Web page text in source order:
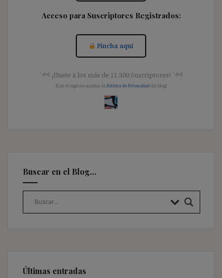
Acceso para Suscriptores Registrados:
Pincha aquí
༺ ¡Únete a los más de 11.500 Suscriptores! ༺
[Con el registro aceptas la Política de Privacidad del blog]
Buscar en el Blog…
Últimas entradas